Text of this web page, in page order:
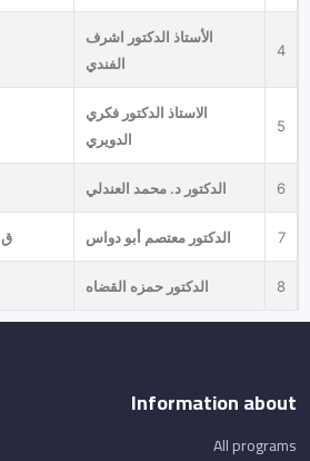
4
الأستاذ الدكتور اشرف
الفندي
5
الاستاذ الدكتور فكري
الدويري
6 الدكتور د. محمد العندلي
7 الدكتور معتصم أبو دواس
8 الدكتور حمزه القضاه
Information about
All programs